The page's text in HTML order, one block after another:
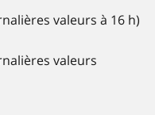
valeurs à 16 h)
valeurs